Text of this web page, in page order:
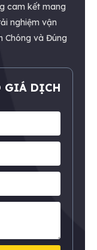
cam kết mang
nghiệm vận
Chóng và Đúng
GIÁ DỊCH